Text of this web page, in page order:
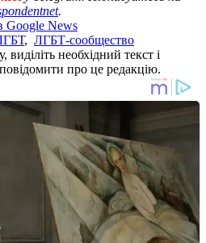
.
Google News
, ЛГБТ-сообщество
необхідний текст і
про це редакцію.